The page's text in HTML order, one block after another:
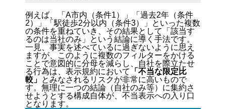
例えば、「A市内（条件1）」「過去2年（条件
2）」「駅徒歩2分以内（条件3）」といった複数
の条件を重ねていき、その結果として「該当す
るのは当社のみ」という結論に導く手法です。
一見、事実を述べているに過ぎないように思え
ますが、このように複数のフィルターをかける
ことで意図的に分母を減らし、自社を際立たせ
る行為は、表示規約において
「不当な限定比
較」 とみなされるリスクが非常に高いもので
す。無理に一つの結論（自社のみ等）に集約さ
せようとする構成自体が、不当表示への入り口
となります。